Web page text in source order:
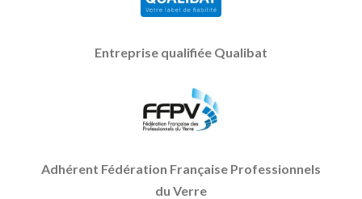
Entreprise qualifiée Qualibat
Adhérent Fédération Française Professionnels
du Verre